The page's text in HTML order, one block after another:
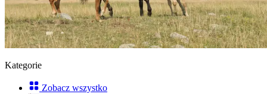
Kategorie
Zobacz wszystko